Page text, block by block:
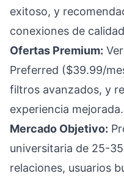
exitoso, y
conexiones de
Ofertas Premium:
Preferred ($39.99/
filtros avanzados, y
experiencia mejorada.
Mercado Objetivo:
universitaria de 25-
relaciones, usuarios